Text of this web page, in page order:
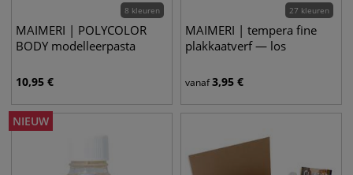
8 kleuren
MAIMERI | POLYCOLOR
BODY modelleerpasta
10,95 €
27 kleuren
MAIMERI | tempera fine
plakkaatverf — los
vanaf3,95 €
NIEUW